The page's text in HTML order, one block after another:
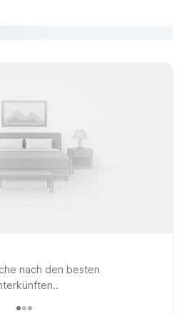
nach den besten